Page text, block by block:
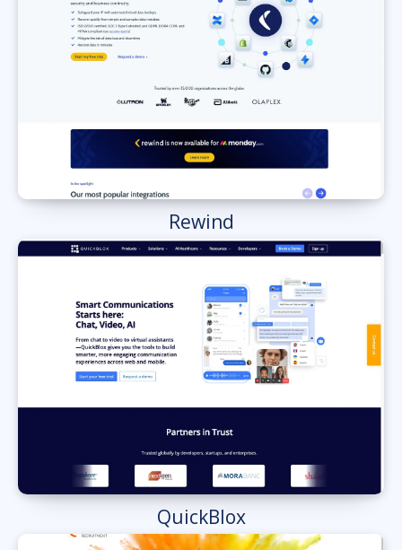
Rewind
QuickBlox